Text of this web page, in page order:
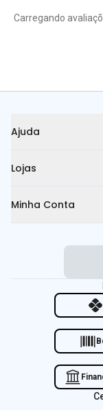
Carregando
Ajuda
Lojas
Minha Conta